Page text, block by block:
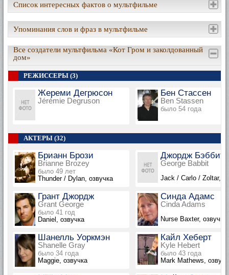
Список интересных фактов о мультфильме
Упоминания слов и фраз в мультфильме
Все создатели мультфильма «Кот Гром и заколдованный
дом»
РЕЖИССЕРЫ (3)
Жереми Дегрюсон
Jérémie Degruson
Бен Стассен
Ben Stassen
было 54 года
АКТЕРЫ (32)
Брианн Брози
Brianne Brozey
было 49 лет
Thunder / Dylan, озвучка
Джордж Бэббит
George Babbit
Jack / Carlo / Zoltar,
Грант Джордж
Grant George
было 41 год
Daniel, озвучка
Синда Адамс
Cinda Adams
Nurse Baxter, озвучка
Шанелль Уоркмэн
Shanelle Gray
было 34 года
Maggie, озвучка
Кайл Хеберт
Kyle Hebert
было 43 года
Mark Mathews,